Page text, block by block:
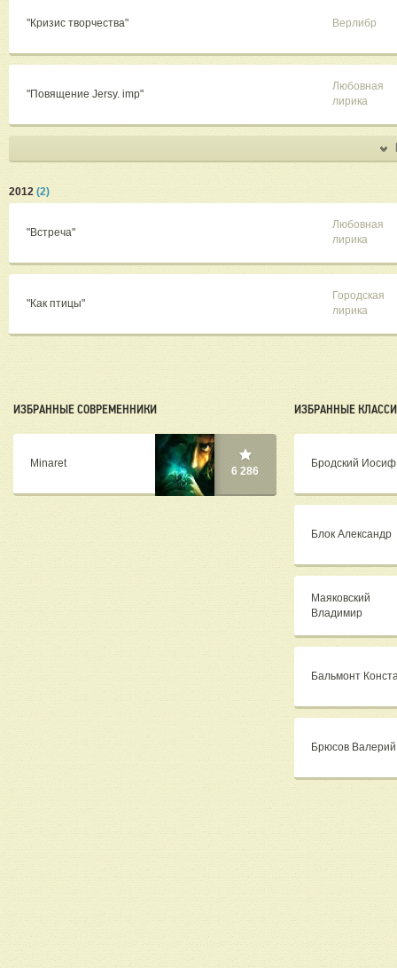
"Кризис творчества" Верлибр
"Повящение Jersy. imp"
Любовная
лирика
2012 (2)
"Встреча"
Любовная
лирика
"Как птицы"
Городская
лирика
ИЗБРАННЫЕ СОВРЕМЕННИКИ
Minaret
6 286
ИЗБРАННЫЕ
Бродский Иосиф
Блок Александр
Маяковский
Владимир
Бальмонт
Брюсов Валерий